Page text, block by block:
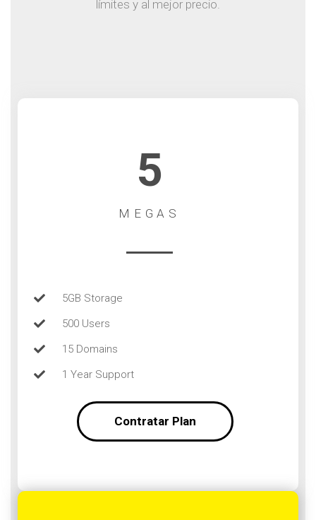
límites y al mejor precio.
5
MEGAS
5GB Storage
500 Users
15 Domains
1 Year Support
Contratar Plan